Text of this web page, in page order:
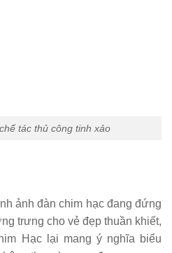
tác thủ công tinh xảo
ảnh đàn chim hạc đang đứng
trưng cho vẻ đẹp thuần khiết,
Hạc lại mang ý nghĩa biểu